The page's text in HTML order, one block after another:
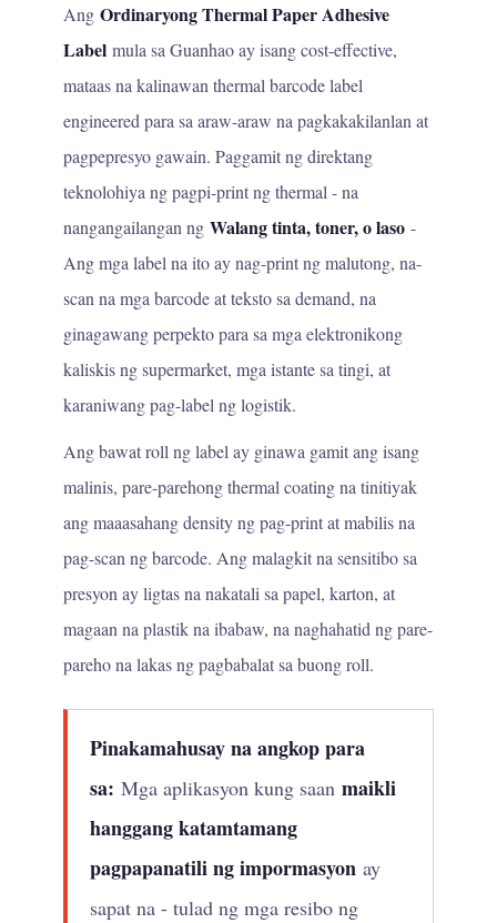
AngOrdinaryong Thermal Paper Adhesive
Label mula sa Guanhao ay isang cost-effective,
mataas na kalinawan thermal barcode label
engineered para sa araw-araw na pagkakakilanlan at
pagpepresyo gawain. Paggamit ng direktang
teknolohiya ng pagpi-print ng thermal - na
nangangailangan ngWalang tinta, toner, o laso -
Ang mga label na ito ay nag-print ng malutong, na-
scan na mga barcode at teksto sa demand, na
ginagawang perpekto para sa mga elektronikong
kaliskis ng supermarket, mga istante sa tingi, at
karaniwang pag-label ng logistik.
Ang bawat roll ng label ay ginawa gamit ang isang
malinis, pare-parehong thermal coating na tinitiyak
ang maaasahang density ng pag-print at mabilis na
pag-scan ng barcode. Ang malagkit na sensitibo sa
presyon ay ligtas na nakatali sa papel, karton, at
magaan na plastik na ibabaw, na naghahatid ng pare-
pareho na lakas ng pagbabalat sa buong roll.
Pinakamahusay na angkop para
sa: Mga aplikasyon kung saanmaikli
hanggang katamtamang
pagpapanatili ng impormasyon ay
sapat na - tulad ng mga resibo ng